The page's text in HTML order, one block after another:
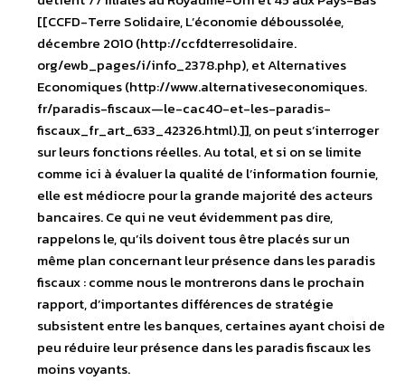
[[CCFD-Terre Solidaire, L’économie déboussolée,
décembre 2010 (http://ccfdterresolidaire.
org/ewb_pages/i/info_2378.php), et Alternatives
Economiques (http://www.alternativeseconomiques.
fr/paradis-fiscaux—le-cac40-et-les-paradis-
fiscaux_fr_art_633_42326.html).]], on peut s’interroger
sur leurs fonctions réelles. Au total, et si on se limite
comme ici à évaluer la qualité de l’information fournie,
elle est médiocre pour la grande majorité des acteurs
bancaires. Ce qui ne veut évidemment pas dire,
rappelons le, qu’ils doivent tous être placés sur un
même plan concernant leur présence dans les paradis
fiscaux : comme nous le montrerons dans le prochain
rapport, d’importantes différences de stratégie
subsistent entre les banques, certaines ayant choisi de
peu réduire leur présence dans les paradis fiscaux les
moins voyants.